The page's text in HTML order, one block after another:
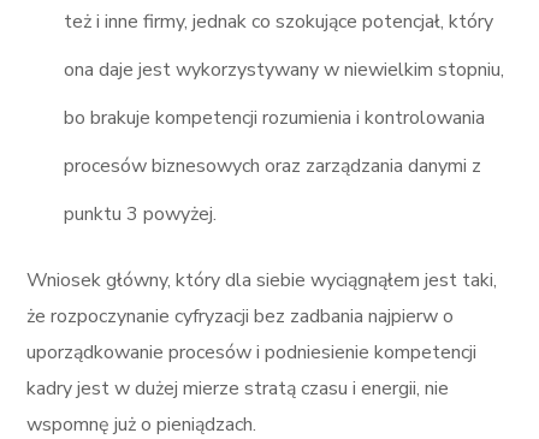
też i inne firmy, jednak co szokujące potencjał, który
ona daje jest wykorzystywany w niewielkim stopniu,
bo brakuje kompetencji rozumienia i kontrolowania
procesów biznesowych oraz zarządzania danymi z
punktu 3 powyżej.
Wniosek główny, który dla siebie wyciągnąłem jest taki,
że rozpoczynanie cyfryzacji bez zadbania najpierw o
uporządkowanie procesów i podniesienie kompetencji
kadry jest w dużej mierze stratą czasu i energii, nie
wspomnę już o pieniądzach.